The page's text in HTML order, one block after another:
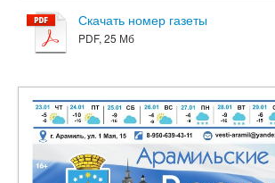
Скачать номер газеты
PDF, 25 Мб